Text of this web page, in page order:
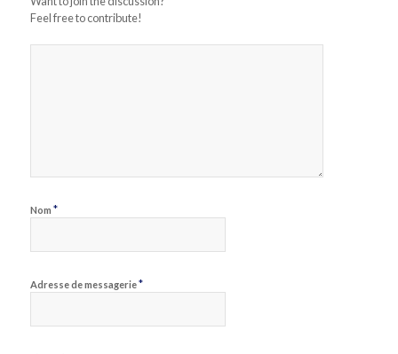
Feel free to contribute!
Nom *
Adresse de messagerie*